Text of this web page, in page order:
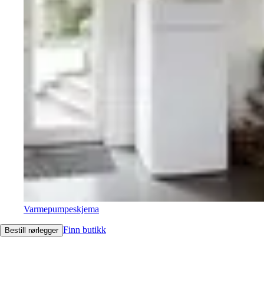
Varmepumpeskjema
Bestill rørlegger Finn butikk